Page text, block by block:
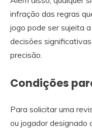
infração das regras
jogo pode ser sujeita
decisões
precisão.
Condições
Para solicitar uma
ou jogador designado